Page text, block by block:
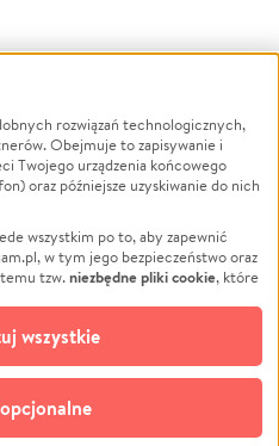
Powódź
Wichura
NGO
Edukacja
Podróż
Impreza
Ochrona środowiska
Biznes
rozwiązań technologicznych,
Obejmuje to zapisywanie i
Twojego urządzenia końcowego
oraz późniejsze uzyskiwanie do nich
wszystkim po to, aby zapewnić
w tym jego bezpieczeństwo oraz
tzw.niezbędne pliki cookie, które
plików cookie
Możesz wyrazić
W dowolnym momencie masz
stronie „Zarządzaj zgodami cookie”,
Pomagam.pl. Opcjonalne pliki
celach:
wszystkie